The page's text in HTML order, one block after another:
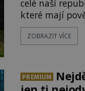
celé naší
které mají
ozývají
podivné jevy. Zatímco historici většinou hledají
svědectví po
se svědectví ud
ZOBRAZIT VÍCE
PREMIUM